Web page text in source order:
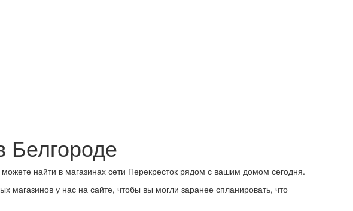
Белгороде
найти в магазинах сети Перекресток рядом с вашим домом сегодня.
у нас на сайте, чтобы вы могли заранее спланировать, что